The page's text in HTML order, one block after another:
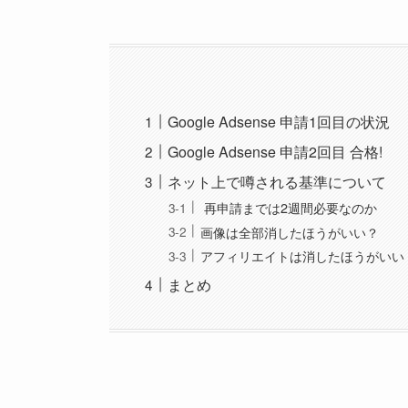
Google Adsense 申請1回目の状況
Google Adsense 申請2回目 合格!
ネット上で噂される基準について
再申請までは2週間必要なのか
画像は全部消したほうがいい？
アフィリエイトは消したほうがいい
まとめ